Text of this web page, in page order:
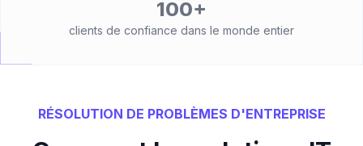
100+
clients de confiance dans le monde entier
RÉSOLUTION DE PROBLÈMES D'ENTREPRISE